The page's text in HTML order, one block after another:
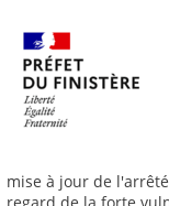
mise à jour de